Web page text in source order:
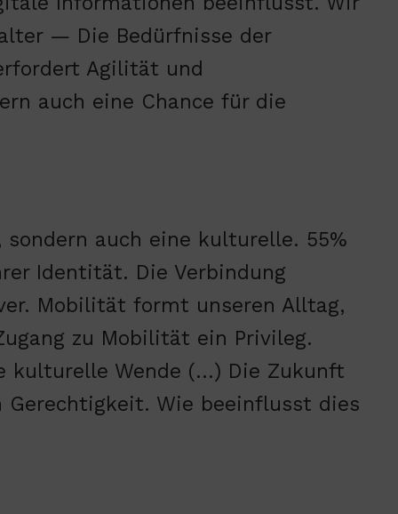
— Die Bedürfnisse der
Agilität und
auch eine Chance für die
auch eine kulturelle. 55%
Identität. Die Verbindung
Mobilität formt unseren Alltag,
zu Mobilität ein Privileg.
kulturelle Wende (…) Die Zukunft
Gerechtigkeit. Wie beeinflusst dies